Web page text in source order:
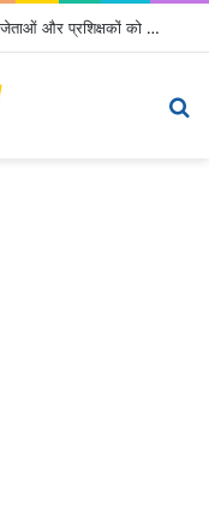
कॉमनवेल्थ गेम्स 2026 के उत्तराखंड के पदक विजेताओं और प्रशिक्षकों को मुख्यमंत्री धामी ने किया सम्मानित